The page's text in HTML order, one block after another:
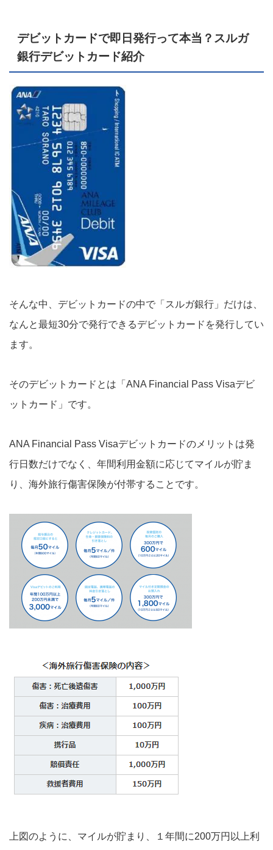
デビットカードで即日発行って本当？スルガ
銀行デビットカード紹介
そんな中、デビットカードの中で「スルガ銀行」だけは、
なんと最短30分で発行できるデビットカードを発行してい
ます。
そのデビットカードとは「ANA Financial Pass Visaデビ
ットカード」です。
ANA Financial Pass Visaデビットカードのメリットは発
行日数だけでなく、年間利用金額に応じてマイルが貯ま
り、海外旅行傷害保険が付帯することです。
上図のように、マイルが貯まり、１年間に200万円以上利